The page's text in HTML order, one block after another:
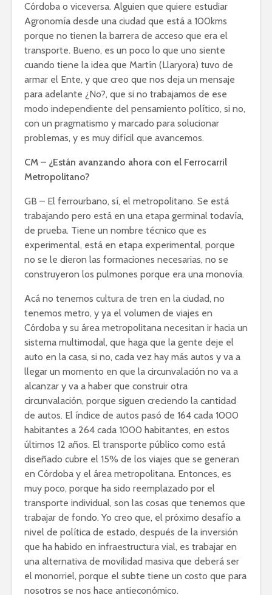
Córdoba o viceversa. Alguien que quiere estudiar
Agronomía desde una ciudad que está a 100kms
porque no tienen la barrera de acceso que era el
transporte. Bueno, es un poco lo que uno siente
cuando tiene la idea que Martín (Llaryora) tuvo de
armar el Ente, y que creo que nos deja un mensaje
para adelante ¿No?, que si no trabajamos de ese
modo independiente del pensamiento político, si no,
con un pragmatismo y marcado para solucionar
problemas, y es muy difícil que avancemos.
CM – ¿Están avanzando ahora con el Ferrocarril
Metropolitano?
GB – El ferrourbano, sí, el metropolitano. Se está
trabajando pero está en una etapa germinal todavía,
de prueba. Tiene un nombre técnico que es
experimental, está en etapa experimental, porque
no se le dieron las formaciones necesarias, no se
construyeron los pulmones porque era una monovía.
Acá no tenemos cultura de tren en la ciudad, no
tenemos metro, y ya el volumen de viajes en
Córdoba y su área metropolitana necesitan ir hacia un
sistema multimodal, que haga que la gente deje el
auto en la casa, si no, cada vez hay más autos y va a
llegar un momento en que la circunvalación no va a
alcanzar y va a haber que construir otra
circunvalación, porque siguen creciendo la cantidad
de autos. El índice de autos pasó de 164 cada 1000
habitantes a 264 cada 1000 habitantes, en estos
últimos 12 años. El transporte público como está
diseñado cubre el 15% de los viajes que se generan
en Córdoba y el área metropolitana. Entonces, es
muy poco, porque ha sido reemplazado por el
transporte individual, son las cosas que tenemos que
trabajar de fondo. Yo creo que, el próximo desafío a
nivel de política de estado, después de la inversión
que ha habido en infraestructura vial, es trabajar en
una alternativa de movilidad masiva que deberá ser
el monorriel, porque el subte tiene un costo que para
nosotros se nos hace antieconómico.